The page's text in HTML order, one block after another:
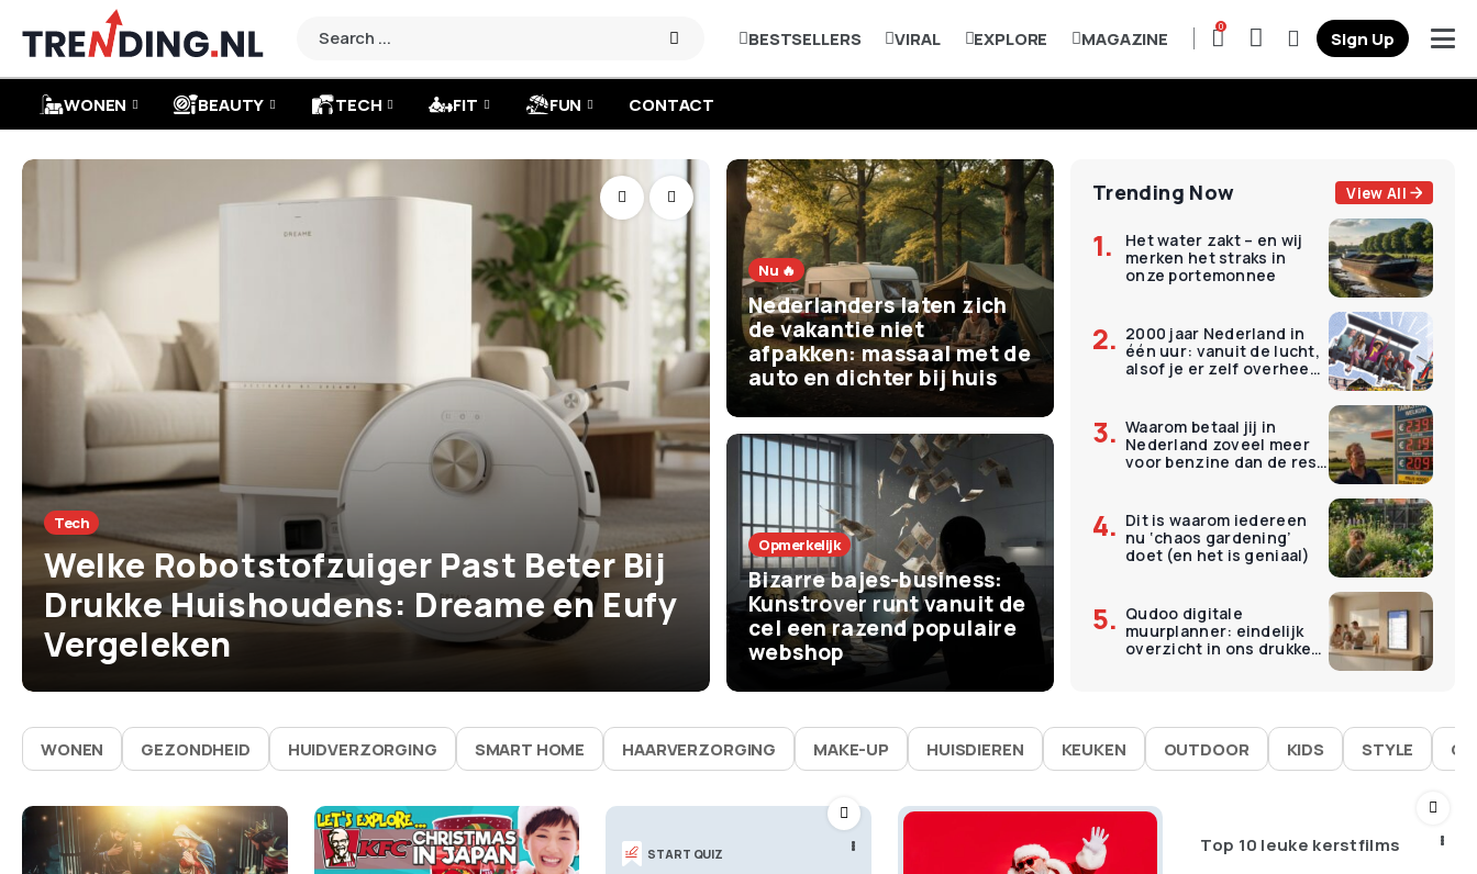
BESTSELLERS VIRAL EXPLORE MAGAZINE
0
Sign Up
WONEN BEAUTY TECH FIT FUN CONTACT
Tech
Welke Robotstofzuiger Past Beter Bij
Drukke Huishoudens: Dreame en Eufy
Vergeleken
Het Leven
De beste zomermomenten kosten
vaak bijna niks – en dat is precies
waarom ze zo goed werken
Nu 🔥
Nederlanders laten zich
de vakantie niet
afpakken: massaal met de
auto en dichter bij huis
Opmerkelijk
Bizarre bajes-business:
Kunstrover runt vanuit de
cel een razend populaire
webshop
Trending Now View All
Het water zakt – en wij
merken het straks in
onze portemonnee
2000 jaar Nederland in
één uur: vanuit de lucht,
alsof je er zelf overheen
Waarom betaal jij in
Nederland zoveel meer
voor benzine dan de rest
Dit is waarom iedereen
nu ‘chaos gardening’
doet (en het is geniaal)
Qudoo digitale
muurplanner: eindelijk
overzicht in ons drukke
WONEN GEZONDHEID HUIDVERZORGING SMART HOME HAARVERZORGING MAKE-UP HUISDIEREN KEUKEN OUTDOOR KIDS STYLE
START QUIZ Top 10 leuke kerstfilms